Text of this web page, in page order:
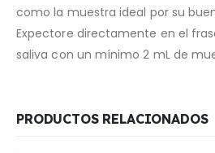
como la muestra ideal por su
Expectore directamente en el
saliva con un mínimo 2 mL de
PRODUCTOS RELACIONADOS